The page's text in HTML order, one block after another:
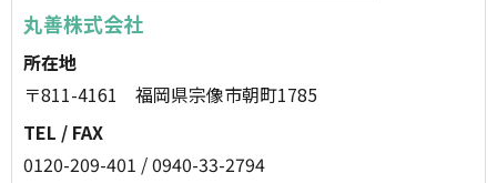
丸善株式会社
所在地
〒811-4161 福岡県宗像市朝町1785
TEL / FAX
0120-209-401 / 0940-33-2794